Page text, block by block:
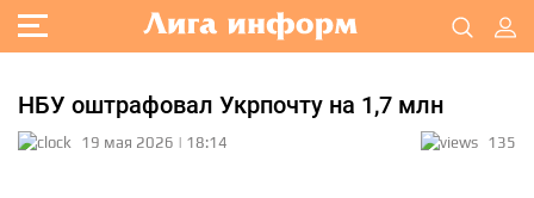
НБУ оштрафовал Укрпочту на 1,7 млн
19 мая 2026 | 18:14 135